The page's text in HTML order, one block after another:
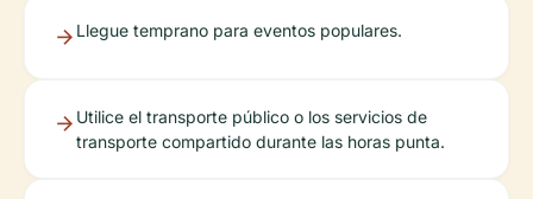
Llegue temprano para eventos populares.
Utilice el transporte público o los servicios de
transporte compartido durante las horas punta.